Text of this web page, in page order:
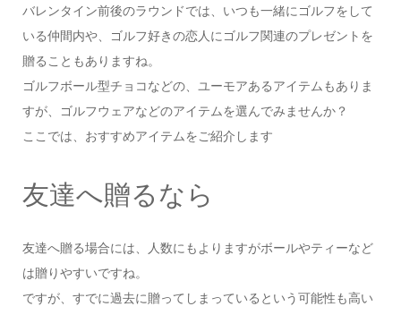
バレンタイン前後のラウンドでは、いつも一緒にゴルフをして
いる仲間内や、ゴルフ好きの恋人にゴルフ関連のプレゼントを
贈ることもありますね。
ゴルフボール型チョコなどの、ユーモアあるアイテムもありま
すが、ゴルフウェアなどのアイテムを選んでみませんか？
ここでは、おすすめアイテムをご紹介します
友達へ贈るなら
友達へ贈る場合には、人数にもよりますがボールやティーなど
は贈りやすいですね。
ですが、すでに過去に贈ってしまっているという可能性も高い